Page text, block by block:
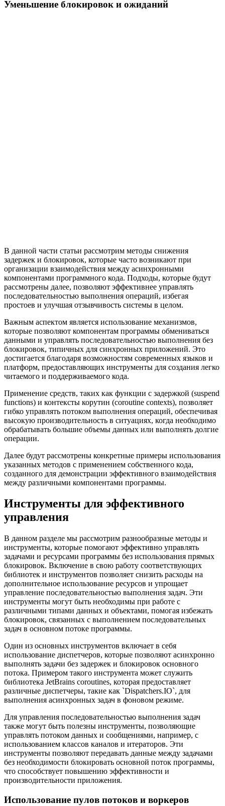
Уменьшение блокировок и ожиданий
В данной части статьи рассмотрим методы снижения
задержек и блокировок, которые часто возникают при
организации взаимодействия между асинхронными
компонентами программного кода. Подходы, которые будут
рассмотрены далее, позволяют эффективнее управлять
последовательностью выполнения операций, избегая
простоев и улучшая отзывчивость системы в целом.
Важным аспектом является использование механизмов,
которые позволяют компонентам программы обмениваться
данными и управлять последовательностью выполнения без
блокировок, типичных для синхронных приложений. Это
достигается благодаря возможностям современных языков и
платформ, предоставляющих инструменты для создания легко
читаемого и поддерживаемого кода.
Применение средств, таких как функции с задержкой (suspend
functions) и контексты корутин (coroutine contexts), позволяет
гибко управлять потоком выполнения операций, обеспечивая
высокую производительность в ситуациях, когда необходимо
обрабатывать большие объемы данных или выполнять долгие
операции.
Далее будут рассмотрены конкретные примеры использования
указанных методов с применением собственного кода,
созданного для демонстрации эффективного взаимодействия
между различными компонентами программы.
Инструменты для эффективного
управления
В данном разделе мы рассмотрим разнообразные методы и
инструменты, которые помогают эффективно управлять
задачами и ресурсами программы без использования прямых
блокировок. Включение в свою работу соответствующих
библиотек и инструментов позволяет снизить расходы на
дополнительное использование ресурсов и упрощает
управление последовательностью выполнения задач. Эти
инструменты могут быть необходимы при работе с
различными типами данных и объектами, помогая избежать
блокировок, связанных с выполнением последовательных
задач в основном потоке программы.
Один из основных инструментов включает в себя
использование диспетчеров, которые позволяют асинхронно
выполнять задачи без задержек и блокировок основного
потока. Примером такого инструмента может служить
библиотека JetBrains coroutines, которая предоставляет
различные диспетчеры, такие как `Dispatchers.IO`, для
выполнения асинхронных задач в фоновом режиме.
Для управления последовательностью выполнения задач
также могут быть полезны инструменты, позволяющие
управлять потоком данных и сообщениями, например, с
использованием классов каналов и итераторов. Эти
инструменты позволяют передавать данные между задачами
без необходимости блокировать основной поток программы,
что способствует повышению эффективности и
производительности приложения.
Использование пулов потоков и воркеров